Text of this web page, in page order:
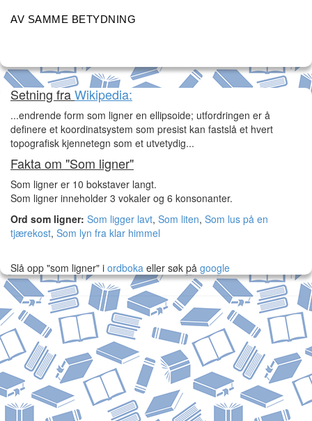
AV SAMME BETYDNING
Setning fraWikipedia:
...endrende form som ligner en ellipsoide; utfordringen er å
definere et koordinatsystem som presist kan fastslå et hvert
topografisk kjennetegn som et utvetydig...
Fakta om "Som ligner"
Som ligner er 10 bokstaver langt.
Som ligner inneholder 3 vokaler og 6 konsonanter.
Ord som ligner: Som ligger lavt, Som liten, Som lus på en
tjærekost, Som lyn fra klar himmel
Slå opp "som ligner" i ordboka eller søk på google